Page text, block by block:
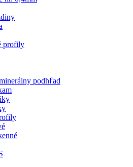
profily
podhľad